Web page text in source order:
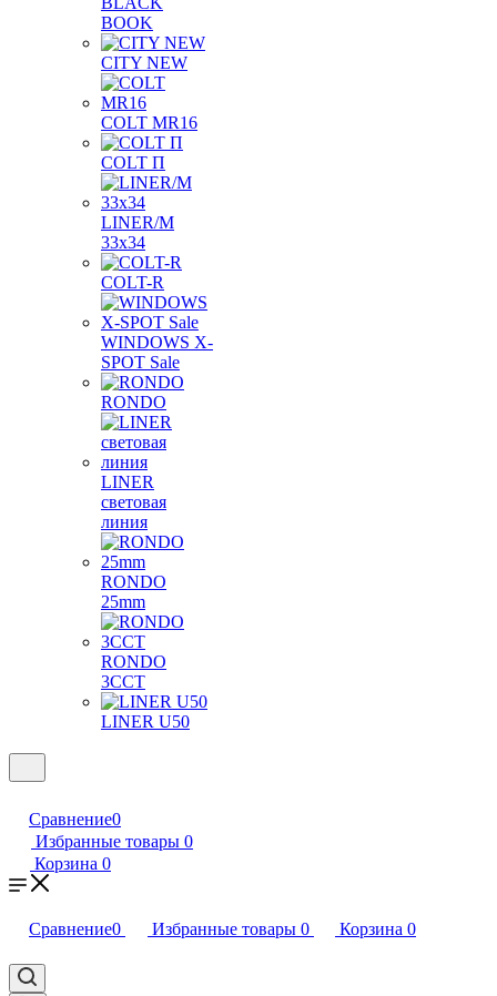
BOOK
CITY NEW
COLT MR16
COLT П
LINER/М
33х34
COLT-R
WINDOWS X-
SPOT Sale
RONDO
LINER
световая
линия
RONDO
25mm
RONDO
3CCT
LINER U50
Сравнение0
Избранные товары 0
Корзина 0
Сравнение0 Избранные товары 0 Корзина 0